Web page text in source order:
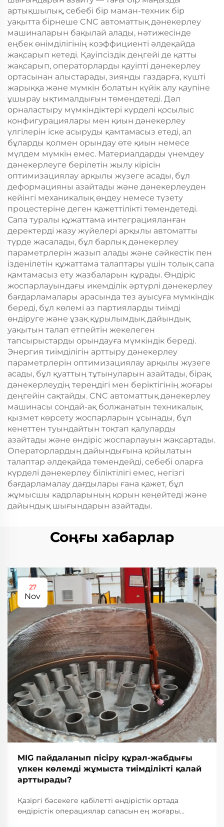
артықшылық, себебі бір маман-техник бір
уақытта бірнеше CNC автоматтық дәнекерлеу
машиналарын бақылай алады, нәтижесінде
еңбек өнімділігінің коэффициенті әлдеқайда
жақсарып кетеді. Қауіпсіздік деңгейі де қатты
жақсарып, операторларды қауіпті дәнекерлеу
ортасынан алыстарады, зиянды газдарға, күшті
жарыққа және мүмкін болатын күйік алу қаупіне
ұшырау ықтималдығын төмендетеді. Дәл
орналастыру мүмкіндіктері күрделі қосылыс
конфигурациялары мен қиын дәнекерлеу
үлгілерін іске асыруды қамтамасыз етеді, ал
бұларды қолмен орындау өте қиын немесе
мүлдем мүмкін емес. Материалдарды үнемдеу
дәнекерлеуге берілетін жылу кірісін
оптимизациялау арқылы жүзеге асады, бұл
деформацияны азайтады және дәнекерлеуден
кейінгі механикалық өңдеу немесе түзету
процестеріне деген қажеттілікті төмендетеді.
Сапа туралы құжаттама интеграцияланған
деректерді жазу жүйелері арқылы автоматты
түрде жасалады, бұл барлық дәнекерлеу
параметрлерін жазып алады және сәйкестік пен
ізденілетін құжаттама талаптары үшін толық сапа
қамтамасыз ету жазбаларын құрады. Өндіріс
жоспарлауындағы икемділік әртүрлі дәнекерлеу
бағдарламалары арасында тез ауысуға мүмкіндік
береді, бұл көлемі аз партияларды тиімді
өндіруге және ұзақ құрылымдық дайындық
уақытын талап етпейтін жекелеген
тапсырыстарды орындауға мүмкіндік береді.
Энергия тиімділігін арттыру дәнекерлеу
параметрлерін оптимизациялау арқылы жүзеге
асады, бұл қуаттың тұтынуларын азайтады, бірақ
дәнекерлеудің тереңдігі мен беріктігінің жоғары
деңгейін сақтайды. CNC автоматтық дәнекерлеу
машинасы сондай-ақ болжанатын техникалық
қызмет көрсету жоспарларын ұсынады, бұл
кенеттен туындайтын тоқтап қалуларды
азайтады және өндіріс жоспарлауын жақсартады.
Операторлардың дайындығына қойылатын
талаптар әлдеқайда төмендейді, себебі оларға
күрделі дәнекерлеу біліктілігі емес, негізгі
бағдарламалау дағдылары ғана қажет, бұл
жұмысшы кадрларының қорын кеңейтеді және
дайындық шығындарын азайтады.
Соңғы хабарлар
27
Nov
MIG пайдаланып пісіру құрал-жабдығы
үлкен көлемді жұмыста тиімділікті қалай
арттырады?
Қазіргі бәсекеге қабілетті өндірістік ортада
өндірістік операциялар сапасын ең жоғары